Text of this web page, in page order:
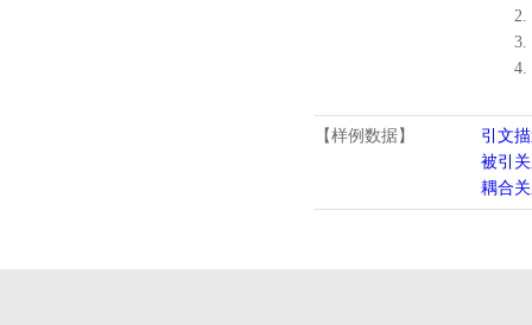
2.
3.
4.
【样例数据】
引文
被引
耦合